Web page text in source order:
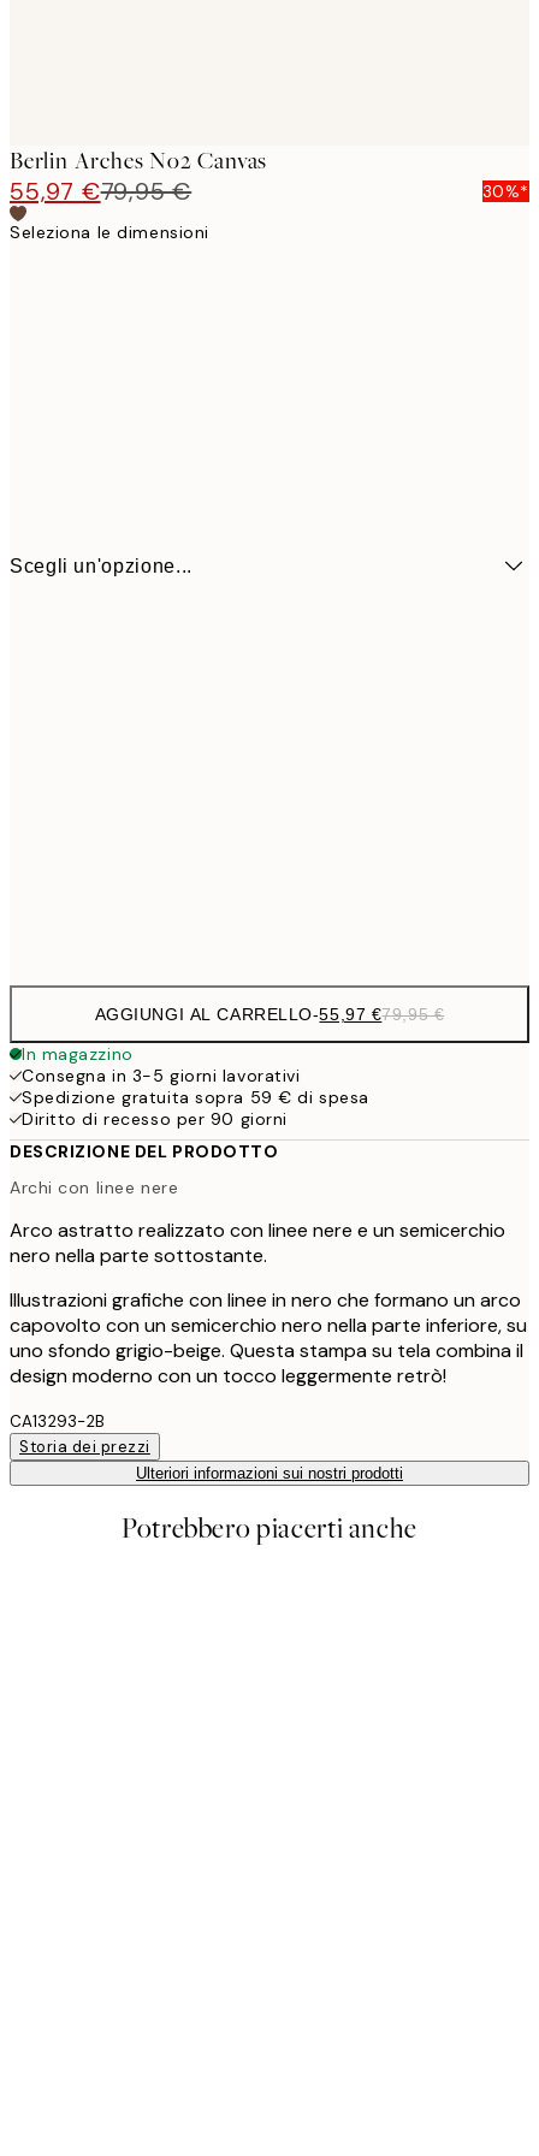
Berlin Arches No2 Canvas
55,97 €79,95 €
30%*
Seleziona le dimensioni
Scegli un'opzione...
AGGIUNGI AL CARRELLO-55,97 €79,95 €
In magazzino
Consegna in 3-5 giorni lavorativi
Spedizione gratuita sopra 59 € di spesa
Diritto di recesso per 90 giorni
DESCRIZIONE DEL PRODOTTO
Archi con linee nere
Arco astratto realizzato con linee nere e un semicerchio
nero nella parte sottostante.
Illustrazioni grafiche con linee in nero che formano un arco
capovolto con un semicerchio nero nella parte inferiore, su
uno sfondo grigio-beige. Questa stampa su tela combina il
design moderno con un tocco leggermente retrò!
CA13293-2B
Storia dei prezzi
Ulteriori informazioni sui nostri prodotti
Potrebbero piacerti anche